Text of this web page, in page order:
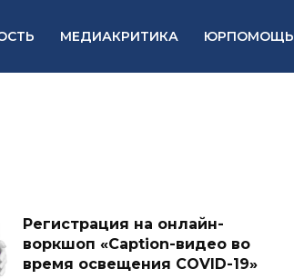
МЕДИАКРИТИКА ЮРПОМОЩЬ
Регистрация на онлайн-
воркшоп «Caption-видео во
время освещения COVID-19»